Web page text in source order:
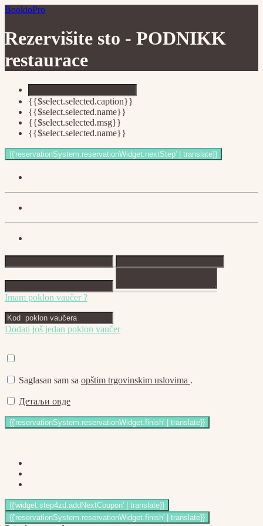
BookioPro
Rezervišite sto - PODNIKK
restaurace
{{$select.selected.caption}}
{{$select.selected.name}}
{{$select.selected.msg}}
{{$select.selected.name}}
Imam poklon vaučer ?
Dodati još jedan poklon vaučer
Saglasan sam sa opštim trgovinskim uslovima .
Детаљи овде